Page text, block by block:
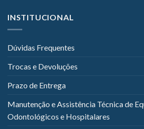
INSTITUCIONAL
Dúvidas Frequentes
Trocas e Devoluções
Prazo de Entrega
Manutenção e Assistência Técnica de
Odontológicos e Hospitalares